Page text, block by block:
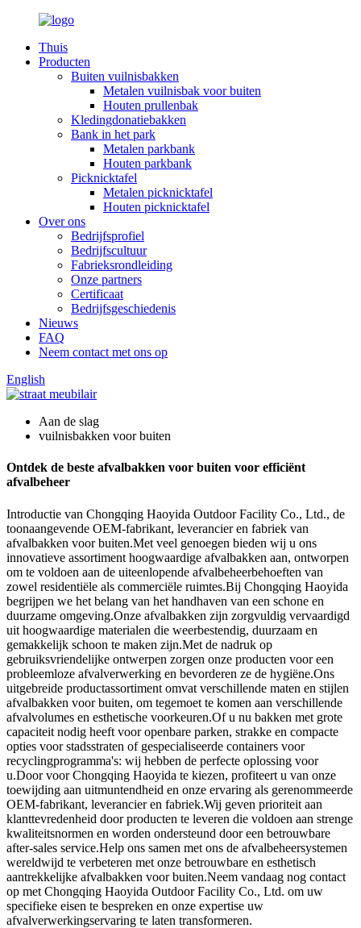
Thuis
Producten
Buiten vuilnisbakken
Metalen vuilnisbak voor buiten
Houten prullenbak
Kledingdonatiebakken
Bank in het park
Metalen parkbank
Houten parkbank
Picknicktafel
Metalen picknicktafel
Houten picknicktafel
Over ons
Bedrijfsprofiel
Bedrijfscultuur
Fabrieksrondleiding
Onze partners
Certificaat
Bedrijfsgeschiedenis
Nieuws
FAQ
Neem contact met ons op
English
Aan de slag
vuilnisbakken voor buiten
Ontdek de beste afvalbakken voor buiten voor efficiënt
afvalbeheer
Introductie van Chongqing Haoyida Outdoor Facility Co., Ltd., de
toonaangevende OEM-fabrikant, leverancier en fabriek van
afvalbakken voor buiten.Met veel genoegen bieden wij u ons
innovatieve assortiment hoogwaardige afvalbakken aan, ontworpen
om te voldoen aan de uiteenlopende afvalbeheerbehoeften van
zowel residentiële als commerciële ruimtes.Bij Chongqing Haoyida
begrijpen we het belang van het handhaven van een schone en
duurzame omgeving.Onze afvalbakken zijn zorgvuldig vervaardigd
uit hoogwaardige materialen die weerbestendig, duurzaam en
gemakkelijk schoon te maken zijn.Met de nadruk op
gebruiksvriendelijke ontwerpen zorgen onze producten voor een
probleemloze afvalverwerking en bevorderen ze de hygiëne.Ons
uitgebreide productassortiment omvat verschillende maten en stijlen
afvalbakken voor buiten, om tegemoet te komen aan verschillende
afvalvolumes en esthetische voorkeuren.Of u nu bakken met grote
capaciteit nodig heeft voor openbare parken, strakke en compacte
opties voor stadsstraten of gespecialiseerde containers voor
recyclingprogramma's: wij hebben de perfecte oplossing voor
u.Door voor Chongqing Haoyida te kiezen, profiteert u van onze
toewijding aan uitmuntendheid en onze ervaring als gerenommeerde
OEM-fabrikant, leverancier en fabriek.Wij geven prioriteit aan
klanttevredenheid door producten te leveren die voldoen aan strenge
kwaliteitsnormen en worden ondersteund door een betrouwbare
after-sales service.Help ons samen met ons de afvalbeheersystemen
wereldwijd te verbeteren met onze betrouwbare en esthetisch
aantrekkelijke afvalbakken voor buiten.Neem vandaag nog contact
op met Chongqing Haoyida Outdoor Facility Co., Ltd. om uw
specifieke eisen te bespreken en onze expertise uw
afvalverwerkingservaring te laten transformeren.